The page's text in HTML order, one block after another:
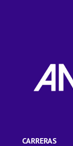
CARRERAS